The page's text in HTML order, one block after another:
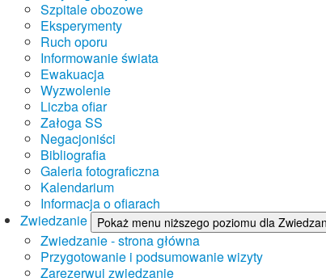
Szpitale obozowe
Eksperymenty
Ruch oporu
Informowanie świata
Ewakuacja
Wyzwolenie
Liczba ofiar
Załoga SS
Negacjoniści
Bibliografia
Galeria fotograficzna
Kalendarium
Informacja o ofiarach
Zwiedzanie
Pokaż menu niższego poziomu dla
Zwiedzanie - strona główna
Przygotowanie i podsumowanie wizyty
Zarezerwuj zwiedzanie